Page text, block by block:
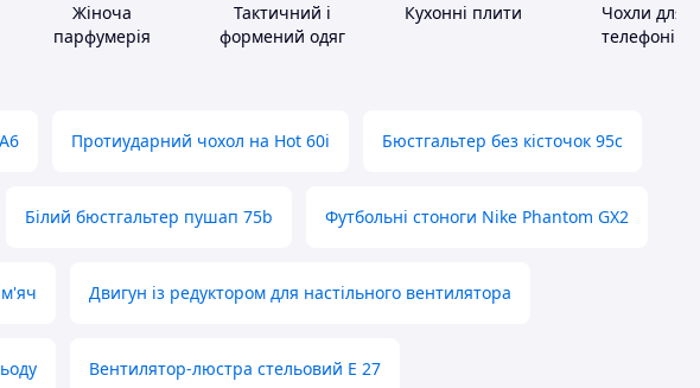
Жіноча
парфумерія
Тактичний і
формений одяг
Кухонні плити
Чохли для
телефонів
Протиударний чохол на Hot 60i Бюстгальтер без кісточок 95с
Білий бюстгальтер пушап 75b Футбольні стоноги Nike Phantom GX2
Двигун із редуктором для настільного вентилятора
Вентилятор-люстра стельовий E 27